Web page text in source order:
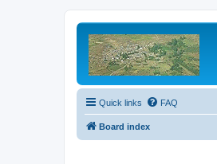
Quick links FAQ
Board index